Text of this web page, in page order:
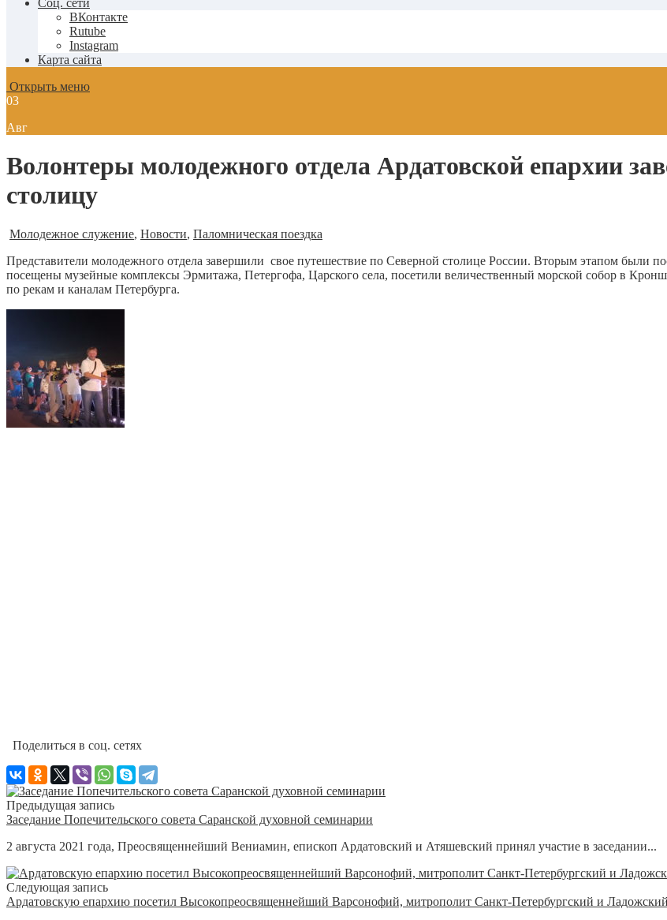
Соц. сети
ВКонтакте
Rutube
Instagram
Карта сайта
Открыть меню
03
Авг
Волонтеры молодежного отдела Ардатовской епархии
столицу
Молодежное служение, Новости, Паломническая поездка
Представители молодежного отдела завершили свое путешествие по Северной столице России. Вторым этапом были
посещены музейные комплексы Эрмитажа, Петергофа, Царского села, посетили величественный морской собор в
по рекам и каналам Петербурга.
Поделиться в соц. сетях
Предыдущая запись
Заседание Попечительского совета Саранской духовной семинарии
2 августа 2021 года, Преосвященнейший Вениамин, епископ Ардатовский и Атяшевский принял участие в заседании...
Следующая запись
Ардатовскую епархию посетил Высокопреосвященнейший Варсонофий, митрополит Санкт-Петербургский и Ладожский